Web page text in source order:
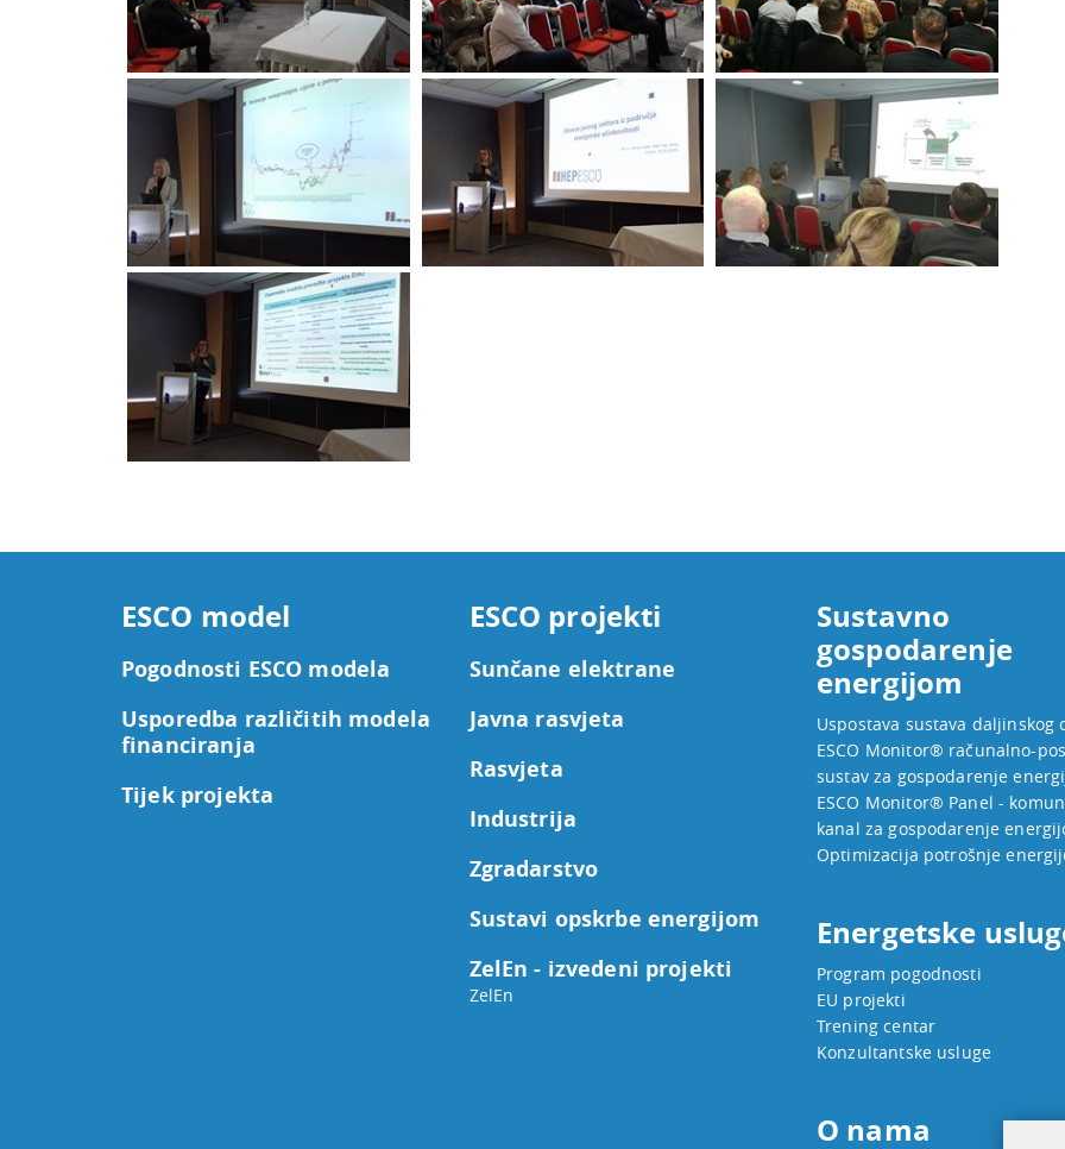
ESCO model
Pogodnosti ESCO modela
Usporedba različitih modela
financiranja
Tijek projekta
ESCO projekti
Sunčane elektrane
Javna rasvjeta
Rasvjeta
Industrija
Zgradarstvo
Sustavi opskrbe energijom
ZelEn - izvedeni projekti
ZelEn
Sustavno
gospodarenje
energijom
Uspostava sustava daljinskog
ESCO Monitor® računalno-
sustav za gospodarenje
ESCO Monitor® Panel -
kanal za gospodarenje
Optimizacija potrošnje
Energetske
Program pogodnosti
EU projekti
Trening centar
Konzultantske usluge
O nama